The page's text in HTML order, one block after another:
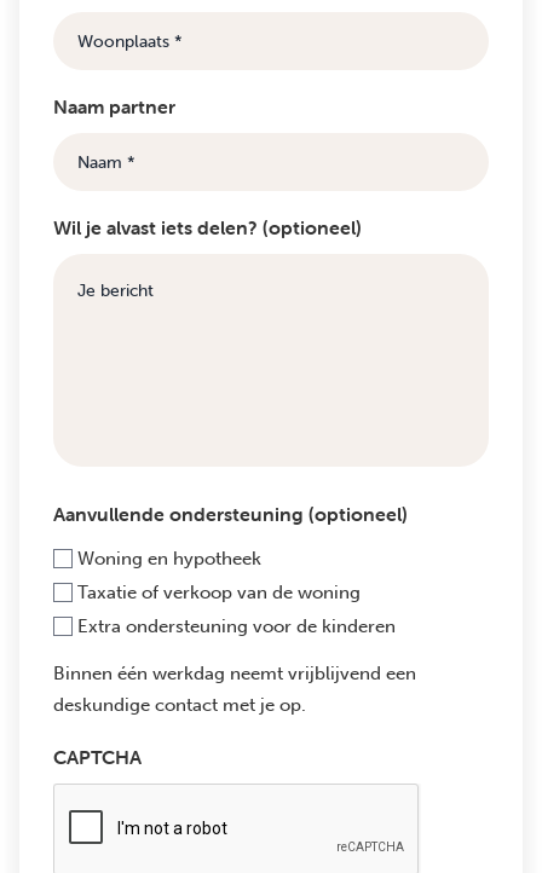
Naam partner
Wil je alvast iets delen? (optioneel)
Aanvullende ondersteuning (optioneel)
Woning en hypotheek
Taxatie of verkoop van de woning
Extra ondersteuning voor de kinderen
Binnen één werkdag neemt vrijblijvend een
deskundige contact met je op.
CAPTCHA